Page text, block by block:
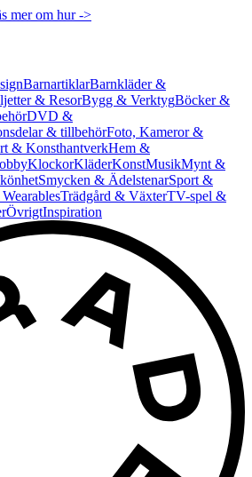
mer om hur ->
BarnartiklarBarnkläder &
& ResorBygg & VerktygBöcker &
DVD &
& tillbehörFoto, Kameror &
& KonsthantverkHem &
KlockorKläderKonstMusikMynt &
Smycken & ÄdelstenarSport &
Trädgård & VäxterTV-spel &
ÖvrigtInspiration